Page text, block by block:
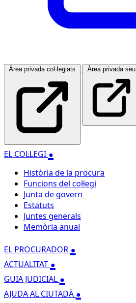
Àrea privada col·legiats Àrea privada seu
EL COL·LEGI.
Història de la procura
Funcions del col·legi
Junta de govern
Estatuts
Juntes generals
Memòria anual
EL PROCURADOR .
ACTUALITAT.
GUIA JUDICIAL .
AJUDA AL CIUTADÀ .